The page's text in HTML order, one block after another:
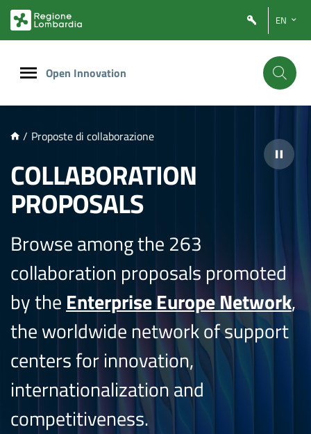
PRINCIPALE
EN
Open Innovation
/ Proposte di collaborazione
COLLABORATION
PROPOSALS
Browse among the 263
collaboration proposals promoted
by the Enterprise Europe Network,
the worldwide network of support
centers for innovation,
internationalization and
competitiveness.